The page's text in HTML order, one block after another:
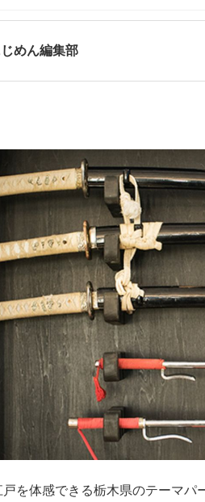
めん編集部
を体感できる栃木県のテーマパ